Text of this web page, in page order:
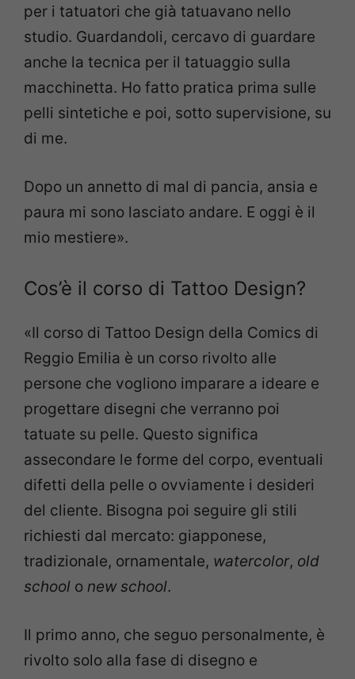
per i tatuatori che già tatuavano nello
studio. Guardandoli, cercavo di guardare
anche la tecnica per il tatuaggio sulla
macchinetta. Ho fatto pratica prima sulle
pelli sintetiche e poi, sotto supervisione, su
di me.
Dopo un annetto di mal di pancia, ansia e
paura mi sono lasciato andare. E oggi è il
mio mestiere».
Cos’è il corso di Tattoo Design?
«Il corso di Tattoo Design della Comics di
Reggio Emilia è un corso rivolto alle
persone che vogliono imparare a ideare e
progettare disegni che verranno poi
tatuate su pelle. Questo significa
assecondare le forme del corpo, eventuali
difetti della pelle o ovviamente i desideri
del cliente. Bisogna poi seguire gli stili
richiesti dal mercato: giapponese,
tradizionale, ornamentale, watercolor, old
school o new school.
Il primo anno, che seguo personalmente, è
rivolto solo alla fase di disegno e